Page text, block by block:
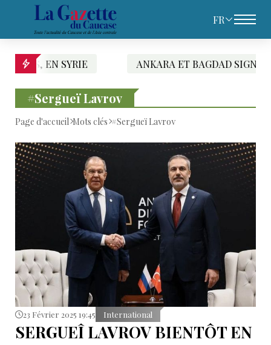
FR
ET BAGDAD SIGNENT UN ACCORD D’UN AN SUR LE
#Sergueï Lavrov
Page d'accueil Mots clés #Sergueï Lavrov
23 Février 2025 19:45 International
SERGUEÎ LAVROV BIENTÔT EN